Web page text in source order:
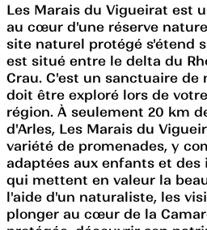
Les Marais du Vigueirat est
au cœur d'une réserve
site naturel protégé s'étend
est situé entre le delta du
Crau. C'est un sanctuaire de
doit être exploré lors de
région. À seulement 20 km
d'Arles, Les Marais du
variété de promenades, y
adaptées aux enfants et
qui mettent en valeur la
l'aide d'un naturaliste, les
plonger au cœur de la